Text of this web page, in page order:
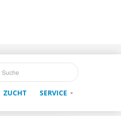
ZUCHT SERVICE